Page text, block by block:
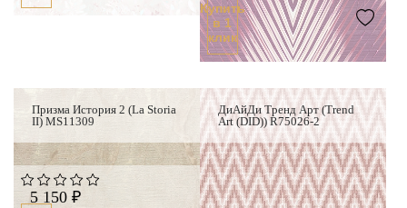
Купить
в 1
клик
Призма История 2 (La Storia
II) MS11309
5 150 ₽
ДиАйДи Тренд Арт (Trend
Art (DID)) R75026-2